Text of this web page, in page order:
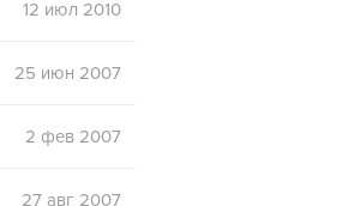
12 июл 2010
25 июн 2007
2 фев 2007
27 авг 2007